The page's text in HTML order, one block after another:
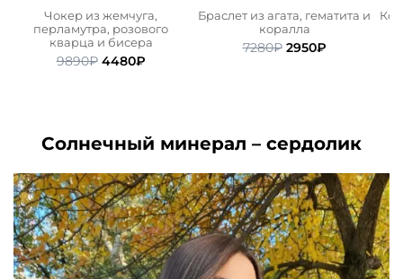
Чокер из жемчуга,
перламутра, розового
кварца и бисера
9890₽ Первоначальная
4480₽Текущая
Браслет из агата, гематита и
коралла
7280₽ Первоначальная
2950₽Текущая
Солнечный минерал – сердолик